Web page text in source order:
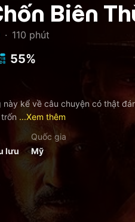
Biên
· 110 phút
55%
kể về câu chuyện có thật
...Xem thêm
lưu
Quốc gia
Mỹ